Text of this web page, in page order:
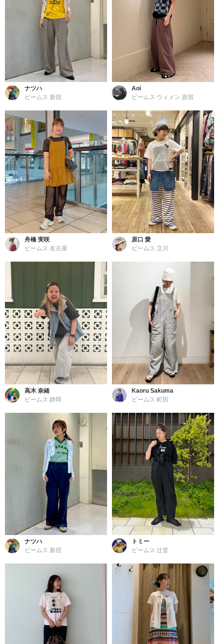
ナツハ
ビームス 新宿
Aoi
ビームス ウィメン 原宿
舟橋 実咲
ビームス 名古屋
原口 愛
ビームス 立川
高木 奈緒
ビームス 静岡
Kaoru Sakuma
ビームス 町田
ナツハ
ビームス 新宿
トミー
ビームス 辻堂